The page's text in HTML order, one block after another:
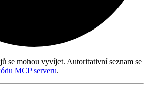
se mohou vyvíjet. Autoritativní seznam se
MCP serveru.